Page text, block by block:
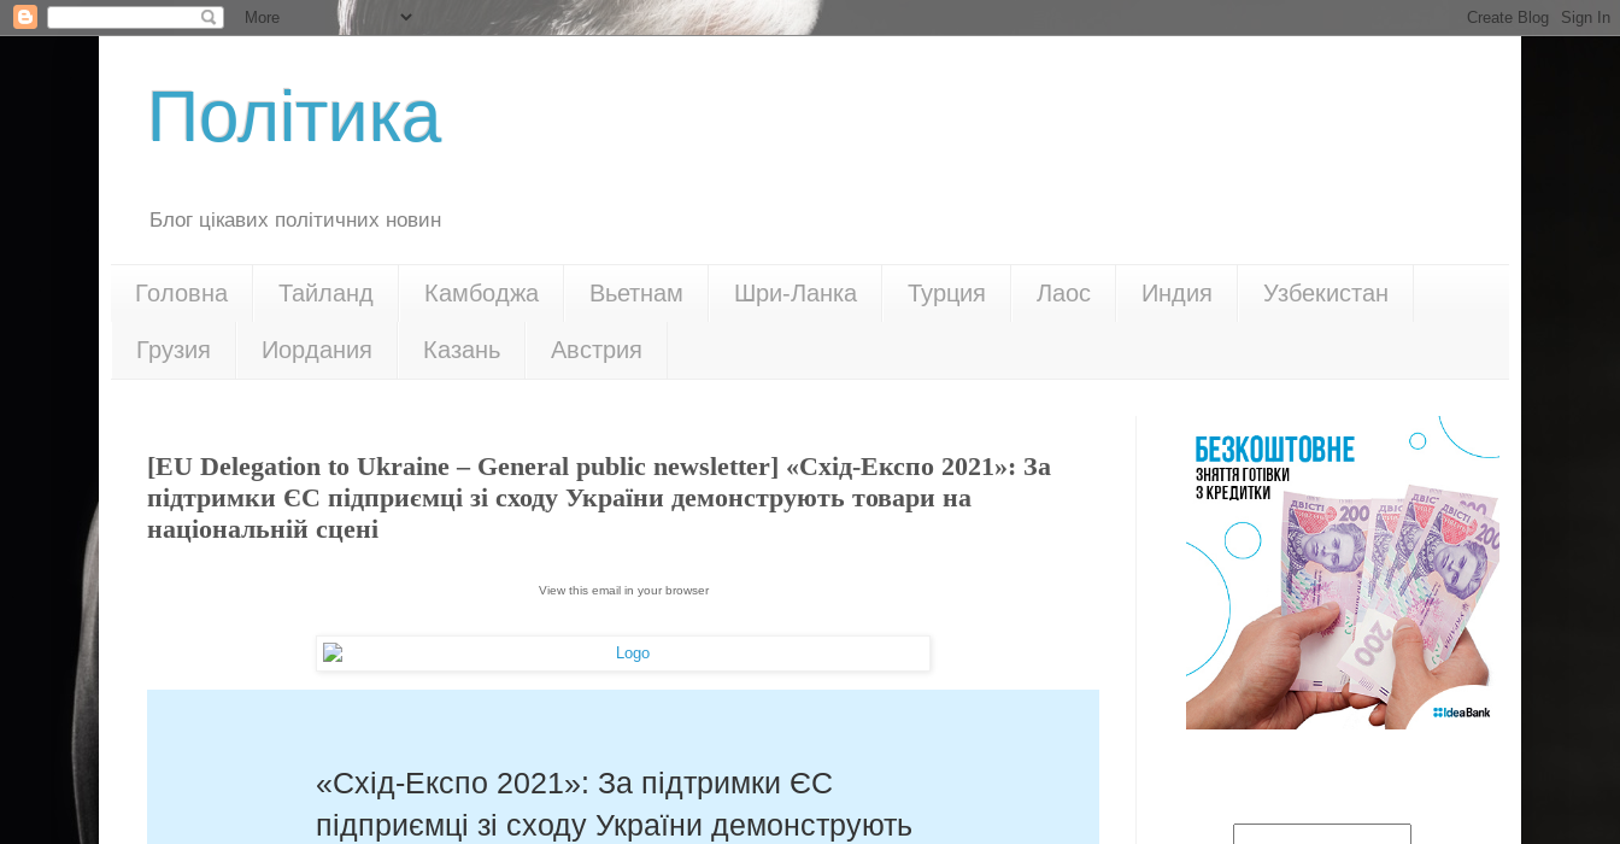
Політика
Блог цікавих політичних новин
Головна Тайланд Камбоджа Вьетнам Шри-Ланка Турция Лаос Индия Узбекистан
Грузия Иордания Казань Австрия
[EU Delegation to Ukraine – General public newsletter] «Схід-Експо 2021»: За
підтримки ЄС підприємці зі сходу України демонструють товари на
національній сцені
View this email in your browser
«Схід-Експо 2021»: За підтримки ЄС
підприємці зі сходу України демонструють